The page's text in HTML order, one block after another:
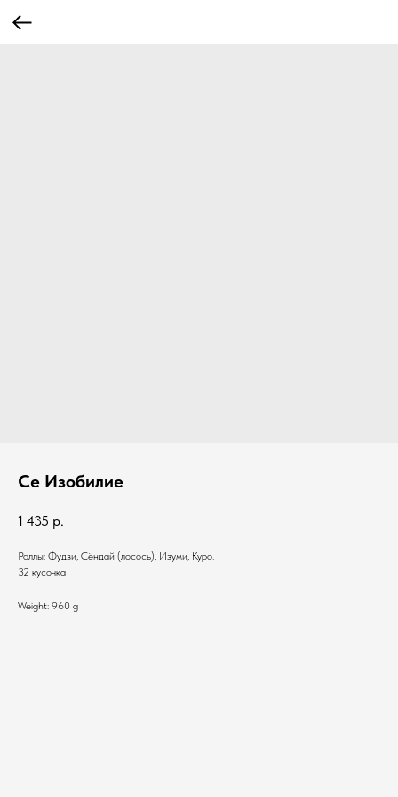
Се Изобилие
1 435 р.
Роллы: Фудзи, Сёндай (лосось), Изуми, Куро.
32 кусочка
Weight: 960 g